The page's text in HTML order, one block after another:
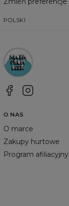
POLSKI
O NAS
O marce
Zakupy hurtowe
Program afiliacyjny